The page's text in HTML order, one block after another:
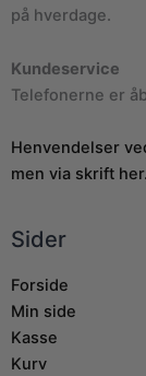
på hverdage.
Kundeservice
Telefonerne er
Henvendelser
men via skrift her.
Sider
Forside
Min side
Kasse
Kurv